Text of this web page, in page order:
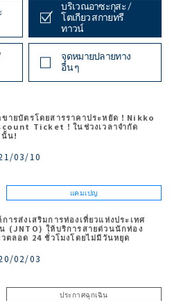
บริเวณอาซะกุสะ /
โตเกียว สกายทรี
ทาวน์
จุดหมายปลายทาง
อื่น ๆ
ขายบัตรโดยสารราคาประหยัด！Nikko
Ticket！ในช่วงเวลาจำกัด
นั้น!
03/10
แคมเปญ
การส่งเสริมการท่องเที่ยวแห่งประเทศ
(JNTO) ให้บริการสายด่วนนักท่อง
วตลอด 24 ชั่วโมงโดยไม่มีวันหยุด
02/03
ประกาศฉุกเฉิน